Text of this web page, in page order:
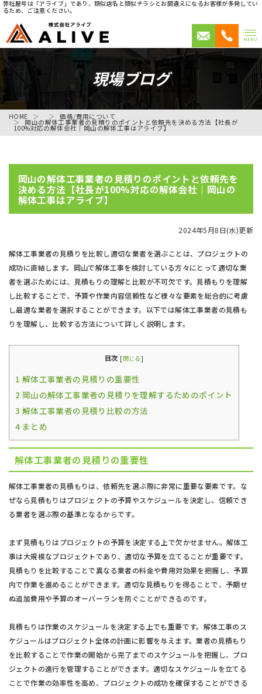
弊社屋号は「アライブ」であり、類似店名と類似チラシとお間違えになるお客様が多発してい
るため、ご注意ください。
MENU
現場ブログ
HOME 価格/費用について
岡山の解体工事業者の見積りのポイントと依頼先を決める方法【社長が
100%対応の解体会社｜岡山の解体工事はアライブ】
岡山の解体工事業者の見積りのポイントと依頼先を
決める方法【社長が100%対応の解体会社｜岡山の
解体工事はアライブ】
2024年5月8日(水)更新
解体工事業者の見積りを比較し適切な業者を選ぶことは、プロジェクトの
成功に直結します。岡山で解体工事を検討している方々にとって適切な業
者を選ぶためには、見積もりの理解と比較が不可欠です。見積もりを理解
し比較することで、予算や作業内容信頼性など様々な要素を総合的に考慮
し最適な業者を選択することができます。以下では解体工事業者の見積も
りを理解し、比較する方法について詳しく説明します。
目次 [閉じる]
1 解体工事業者の見積りの重要性
2 岡山の解体工事業者の見積りを理解するためのポイント
3 解体工事業者の見積り比較の方法
4 まとめ
解体工事業者の見積りの重要性
解体工事業者の見積もりは、依頼先を選ぶ際に非常に重要な要素です。な
ぜなら見積もりはプロジェクトの予算やスケジュールを決定し、信頼でき
る業者を選ぶ際の基準となるからです。
まず見積もりはプロジェクトの予算を決定する上で欠かせません。解体工
事は大規模なプロジェクトであり、適切な予算を立てることが重要です。
見積もりを比較することで異なる業者の料金や費用対効果を把握し、予算
内で作業を進めることができます。適切な見積もりを得ることで、予期せ
ぬ追加費用や予算のオーバーランを防ぐことができるのです。
見積もりは作業のスケジュールを決定する上でも重要です。解体工事のス
ケジュールはプロジェクト全体の計画に影響を与えます。業者の見積もり
を比較することで作業の開始から完了までのスケジュールを把握し、プロ
ジェクトの進行を管理することができます。適切なスケジュールを立てる
ことで作業の効率性を高め、プロジェクトの成功を確保することができる